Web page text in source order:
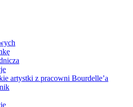
artystki z pracowni Bourdelle’a